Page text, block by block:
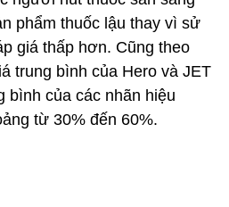
phẩm thuốc lậu thay vì sử
giá thấp hơn. Cũng theo
trung bình của Hero và JET
bình của các nhãn hiệu
từ 30% đến 60%.